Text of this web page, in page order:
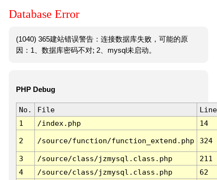
Database Error
(1040) 365建站错误警告：连接数据库失败，可能的原
因：1、数据库密码不对; 2、mysql未启动。
PHP Debug
No. File
Line
1
/index.php 14
2 /source/function/function_extend.php 324
3 /source/class/jzmysql.class.php
211
4
/source/class/jzmysql.class.php
62